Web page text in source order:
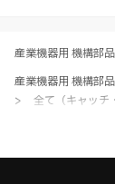
産業機器用 機構部品
産業機器用 機構部品
>
全て（キャッチ
家具金物・建築金物